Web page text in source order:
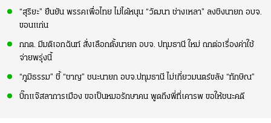
“สุริยะ” ยืนยัน พรรคเพื่อไทย ไม่ได้หนุน “วัฒนา ช่างเหลา” ลงชิงนายก อบจ.
ขอนแก่น
กกต. มีมติเอกฉันท์ สั่งเลือกตั้งนายก อบจ. ปทุมธานี ใหม่ ถกต่อเรื่องค่าใช้
จ่ายพรุ่งนี้
“ภูมิธรรม” ชี้ “ชาญ” ชนะนายก อบจ.ปทุมธานี ไม่เกี่ยวมนตร์ขลัง “ทักษิณ”
บิ๊กแจ๊สลาการเมือง ขอเป็นหมอรักษาคน พูดถึงพี่ที่เคารพ ขอให้ชนะคดี